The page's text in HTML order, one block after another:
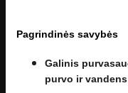
Pagrindinės savybės
Galinis
purvo ir